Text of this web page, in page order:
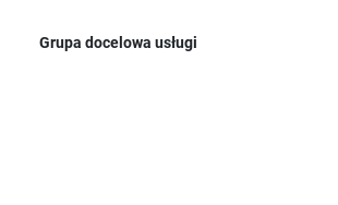
Grupa docelowa usługi